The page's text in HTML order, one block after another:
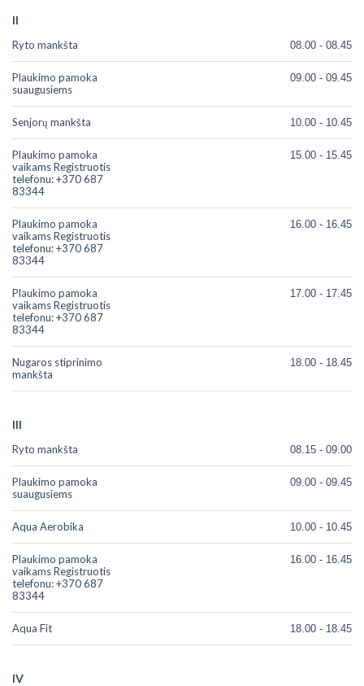
II
Ryto mankšta 08.00 - 08.45
Plaukimo pamoka
suaugusiems
09.00 - 09.45
Senjorų mankšta 10.00 - 10.45
Plaukimo pamoka
vaikams Registruotis
telefonu: +370 687
83344
15.00 - 15.45
Plaukimo pamoka
vaikams Registruotis
telefonu: +370 687
83344
16.00 - 16.45
Plaukimo pamoka
vaikams Registruotis
telefonu: +370 687
83344
17.00 - 17.45
Nugaros stiprinimo
mankšta
18.00 - 18.45
III
Ryto mankšta 08.15 - 09.00
Plaukimo pamoka
suaugusiems
09.00 - 09.45
Aqua Aerobika 10.00 - 10.45
Plaukimo pamoka
vaikams Registruotis
telefonu: +370 687
83344
16.00 - 16.45
Aqua Fit 18.00 - 18.45
IV